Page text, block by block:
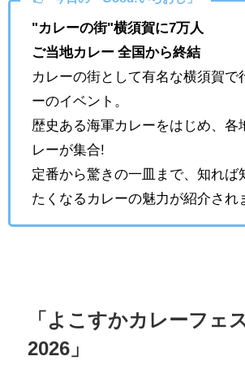
"カレーの街"横須賀に7万人
ご当地カレー 全国から終結
カレーの街として有名な横須賀で
ーのイベント。
歴史ある海軍カレーをはじめ、各
レーが集合!
定番から驚きの一皿まで、知れば
たくなるカレーの魅力が紹介され
「よこすかカレーフェ
2026」